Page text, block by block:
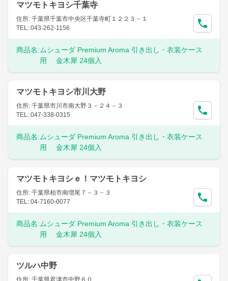
マツモトキヨシ千葉寺
住所: 千葉県千葉市中央区千葉寺町１２２３－１
TEL: 043-262-1156
商品名: ムシューダ Premium Aroma 引き出し・衣装ケース
用 金木犀 24個入
マツモトキヨシ市川大野
住所: 千葉県市川市南大野３－２４－３
TEL: 047-338-0315
商品名: ムシューダ Premium Aroma 引き出し・衣装ケース
用 金木犀 24個入
マツモトキヨシｅ！マツモトキヨシ
住所: 千葉県柏市南増尾７－３－３
TEL: 04-7160-0077
商品名: ムシューダ Premium Aroma 引き出し・衣装ケース
用 金木犀 24個入
ツルハ中野
住所: 千葉県君津市中野６０